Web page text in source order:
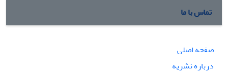
تماس با ما
صفحه اصلی
درباره نشریه